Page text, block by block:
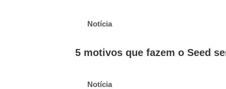
Notícia
5 motivos que fazem o Seed
Notícia